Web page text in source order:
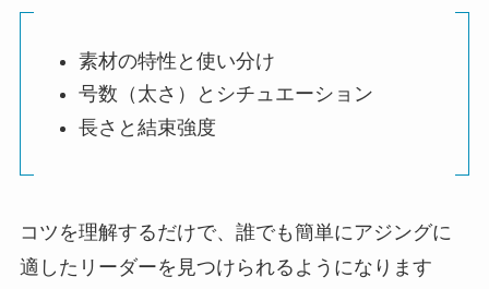
素材の特性と使い分け
号数（太さ）とシチュエーション
長さと結束強度
コツを理解するだけで、誰でも簡単にアジングに
適したリーダーを見つけられるようになります